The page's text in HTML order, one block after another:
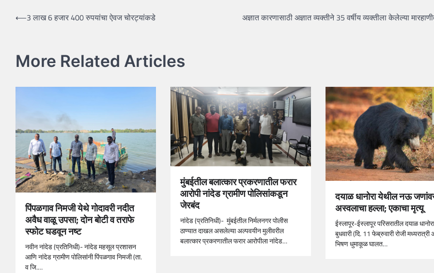
Post
⟵3 लाख 6 हजार 400 रुपयांचा ऐवज चोरट्यांकडे
अज्ञात कारणासाठी अज्ञात व्यक्तीने 35 वर्षीय व्यक्तीला केलेल्या
More Related Articles
पिंपळगाव निमजी येथे गोदावरी नदीत
अवैध वाळू उपसा; दोन बोटी व तराफे
स्फोट घडवून नष्ट
नवीन नांदेड (प्रतिनिधी)- नांदेड महसूल प्रशासन
आणि नांदेड ग्रामीण पोलिसांनी पिंपळगाव निमजी (ता.
व जि.…
मुंबईतील बलात्कार प्रकरणातील फरार
आरोपी नांदेड ग्रामीण पोलिसांकडून
जेरबंद
नांदेड (प्रतिनिधी)- मुंबईतील निर्मलनगर पोलीस
ठाण्यात दाखल असलेल्या अल्पवयीन मुलीवरील
बलात्कार प्रकरणातील फरार आरोपीला नांदेड…
दयाळ धानोरा येथील नऊ
अस्वलाचा हल्ला; एकाचा मृत्यू
ईस्लापूर-ईस्लापूर परिसरातील दयाळ
बुधवारी (दि. 11 फेब्रुवारी रोजी
भिषण धुमाकूळ घालत…